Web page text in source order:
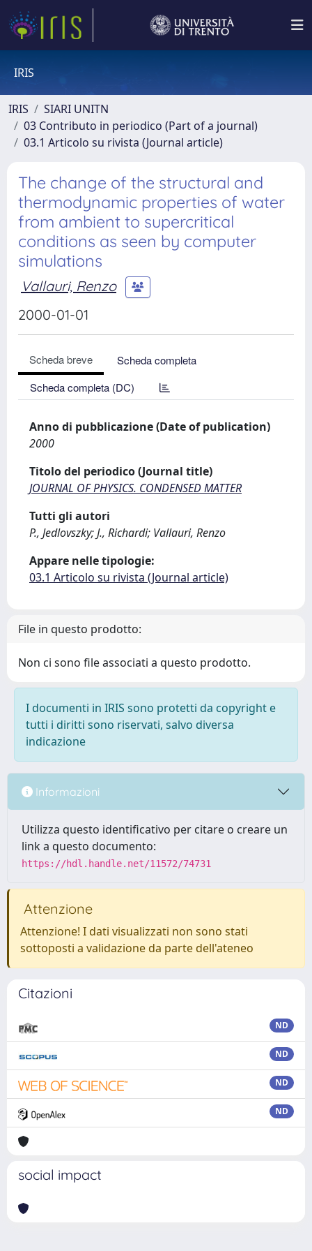
IRIS
IRIS
SIARI UNITN
03 Contributo in periodico (Part of a journal)
03.1 Articolo su rivista (Journal article)
The change of the structural and
thermodynamic properties of water
from ambient to supercritical
conditions as seen by computer
simulations
Vallauri, Renzo
2000-01-01
Scheda breve
Scheda completa
Scheda completa (DC)
Anno di pubblicazione (Date of publication)
2000
Titolo del periodico (Journal title)
JOURNAL OF PHYSICS. CONDENSED MATTER
Tutti gli autori
P., Jedlovszky; J., Richardi; Vallauri, Renzo
Appare nelle tipologie:
03.1 Articolo su rivista (Journal article)
File in questo prodotto:
Non ci sono file associati a questo prodotto.
I documenti in IRIS sono protetti da copyright e
tutti i diritti sono riservati, salvo diversa
indicazione
Informazioni
Utilizza questo identificativo per citare o creare un
link a questo documento:
https://hdl.handle.net/11572/74731
Attenzione
Attenzione! I dati visualizzati non sono stati
sottoposti a validazione da parte dell'ateneo
Citazioni
ND
ND
ND
ND
social impact